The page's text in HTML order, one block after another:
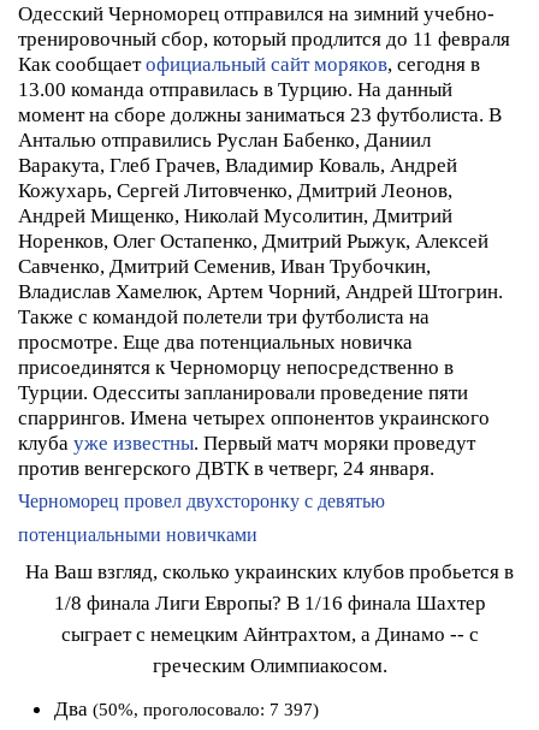
Одесский Черноморец отправился на зимний учебно-
тренировочный сбор, который продлится до 11 февраля
Как сообщаетофициальный сайт моряков, сегодня в
13.00 команда отправилась в Турцию. На данный
момент на сборе должны заниматься 23 футболиста. В
Анталью отправились Руслан Бабенко, Даниил
Варакута, Глеб Грачев, Владимир Коваль, Андрей
Кожухарь, Сергей Литовченко, Дмитрий Леонов,
Андрей Мищенко, Николай Мусолитин, Дмитрий
Норенков, Олег Остапенко, Дмитрий Рыжук, Алексей
Савченко, Дмитрий Семенив, Иван Трубочкин,
Владислав Хамелюк, Артем Чорний, Андрей Штогрин.
Также с командой полетели три футболиста на
просмотре. Еще два потенциальных новичка
присоединятся к Черноморцу непосредственно в
Турции. Одесситы запланировали проведение пяти
спаррингов. Имена четырех оппонентов украинского
клуба уже известны. Первый матч моряки проведут
против венгерского ДВТК в четверг, 24 января.
Черноморец провел двухсторонку с девятью
потенциальными новичками
На Ваш взгляд, сколько украинских клубов пробьется в
1/8 финала Лиги Европы? В 1/16 финала Шахтер
сыграет с немецким Айнтрахтом, а Динамо -- с
греческим Олимпиакосом.
Два (50%, проголосовало: 7 397)